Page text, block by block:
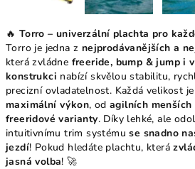
🔥 Torro – univerzální plachta pro
Torro je jedna z nejprodávanějších a
která zvládne freeride, bump & jump i
konstrukci nabízí skvělou stabilitu,
precizní ovladatelnost. Každá velikost
maximální výkon, od agilních menších
freeridové varianty. Díky lehké, ale
intuitivnímu trim systémuse snadno
jezdí! Pokud hledáte plachtu, která
jasná volba! 🚀